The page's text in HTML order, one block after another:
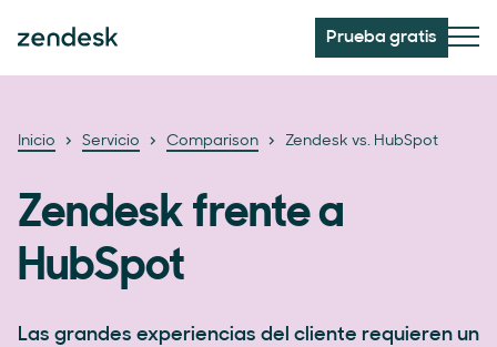
Prueba gratis
Inicio Servicio Comparison Zendesk vs. HubSpot
Zendesk frente a
HubSpot
Las grandes experiencias del cliente requieren un